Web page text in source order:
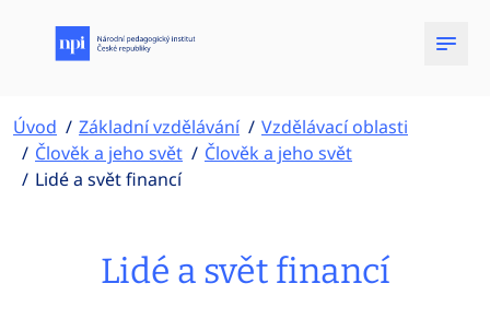
Úvod Základní vzdělávání
Vzdělávací oblasti
Člověk a jeho svět
Člověk a jeho svět
Lidé a svět financí
Lidé a svět financí